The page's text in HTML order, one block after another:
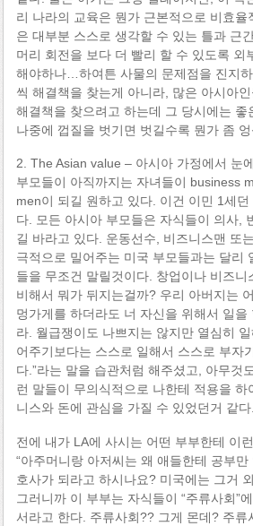
리 나라의 교육은 뭔가 근본적으로 비효율
은 대부분 스스로 생각할 수 있는 틀과 근
머리 회전을 보다 더 빨리 할 수 있도록 외
해야하나…하여튼 사물의 문제점을 진지
씩 해결책을 찾는게 아니라, 많은 아시아
해결책을 찾으려고 하는데 그 당시에는 좋
나중에 껍질을 벗기면 벗길수록 뭔가 좀
2. The Asian value – 아시아 가정에서 눈
부모들이 아직까지는 자녀들이 business
men이 되길 원하고 있다. 이건 이민 1세
다. 모든 아시아 부모들은 자식들이 의사,
길 바라고 있다. 운동선수, 비즈니스맨 또
극적으로 밀어주는 미국 부모들과는 달리
들을 무조건 말릴것이다. 창업이나 비즈니
비해서 뭐가 뒤지는걸까? 우리 아버지는
멍가게를 하더라도 너 자신을 위해서 일을
라. 월급쟁이도 나쁘지는 않지만 열심히
어주기보다는 스스로 일해서 스스로 부자
다.”라는 말을 습관처럼 해주셨고, 아무것
런 말들이 무의식적으로 나한테 적용을 하
니스와 돈에 관심을 가질 수 있었던거 같다.
전에 내가 LA에 사시는 어떤 부부한테 이
“아주머니랑 아저씨는 왜 애들한테 공부
호사가 되라고 하시나요? 미국에는 그거
그러니까 이 부부는 자식들이 “주류사회”
서라고 한다. 주류사회?? 그게 몬데? 주류